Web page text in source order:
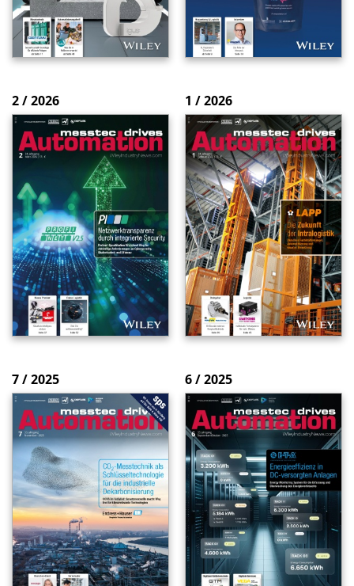
2 / 2026 1 / 2026
7 / 2025 6 / 2025